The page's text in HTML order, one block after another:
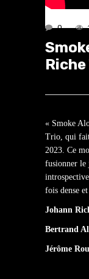
0
« Smoke
Trio, qui fait
2023. Ce
fusionner le
fois dense et
Johann
Bertrand
Jérôme